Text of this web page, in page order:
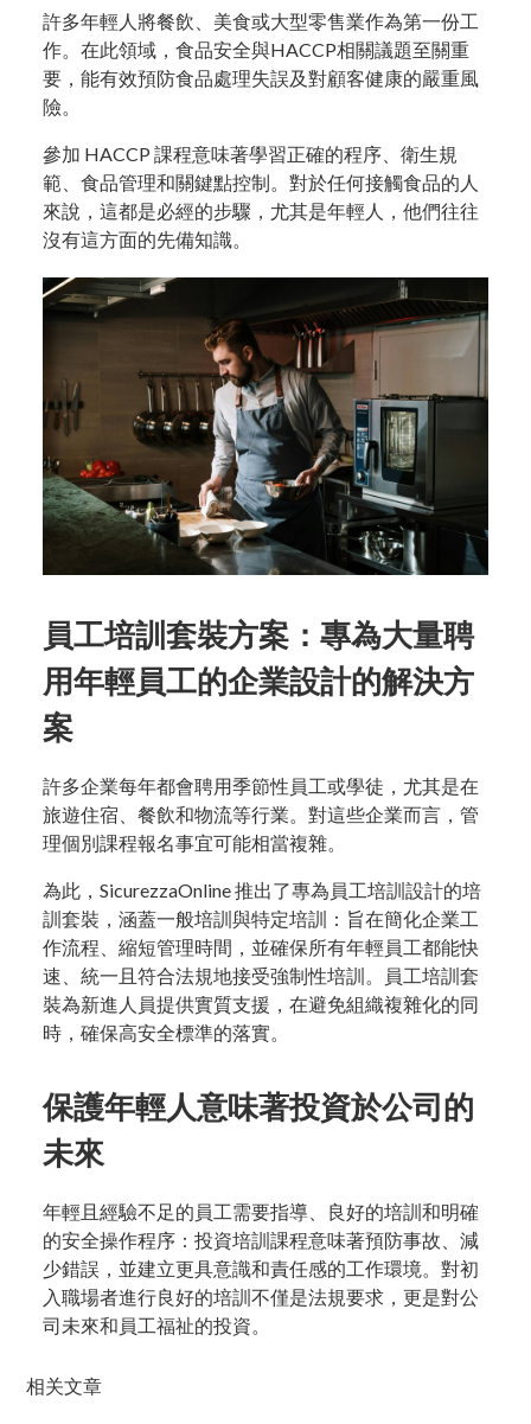
許多年輕人將餐飲、美食或大型零售業作為第一份工
作。在此領域，食品安全與HACCP相關議題至關重
要，能有效預防食品處理失誤及對顧客健康的嚴重風
險。
參加 HACCP 課程意味著學習正確的程序、衛生規
範、食品管理和關鍵點控制。對於任何接觸食品的人
來說，這都是必經的步驟，尤其是年輕人，他們往往
沒有這方面的先備知識。
員工培訓套裝方案：專為大量聘
用年輕員工的企業設計的解決方
案
許多企業每年都會聘用季節性員工或學徒，尤其是在
旅遊住宿、餐飲和物流等行業。對這些企業而言，管
理個別課程報名事宜可能相當複雜。
為此，SicurezzaOnline 推出了專為員工培訓設計的培
訓套裝，涵蓋一般培訓與特定培訓：旨在簡化企業工
作流程、縮短管理時間，並確保所有年輕員工都能快
速、統一且符合法規地接受強制性培訓。員工培訓套
裝為新進人員提供實質支援，在避免組織複雜化的同
時，確保高安全標準的落實。
保護年輕人意味著投資於公司的
未來
年輕且經驗不足的員工需要指導、良好的培訓和明確
的安全操作程序：投資培訓課程意味著預防事故、減
少錯誤，並建立更具意識和責任感的工作環境。對初
入職場者進行良好的培訓不僅是法規要求，更是對公
司未來和員工福祉的投資。
相关文章